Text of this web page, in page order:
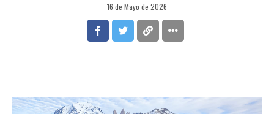
16 de Mayo de 2026